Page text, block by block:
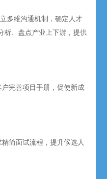
多维沟通机制，确定人才
析、盘点产业上下游，提供
完善项目手册，促使新成
简面试流程，提升候选人